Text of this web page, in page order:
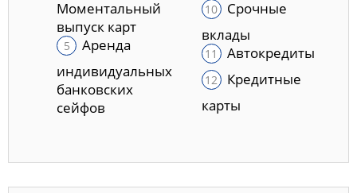
Моментальный
выпуск карт
Аренда
индивидуальных
банковских
сейфов
Срочные
вклады
Автокредиты
Кредитные
карты